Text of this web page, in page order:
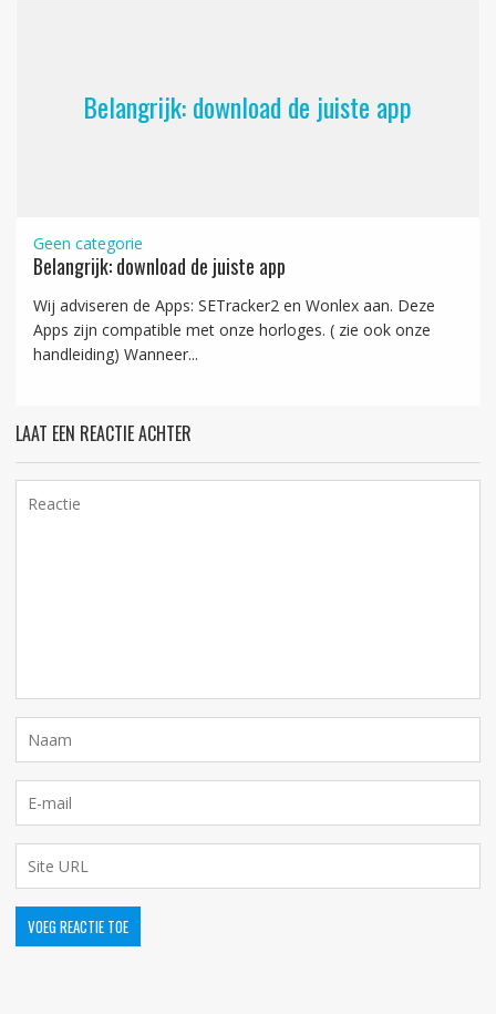
Belangrijk: download de juiste app
Geen categorie
Belangrijk: download de juiste app
Wij adviseren de Apps: SETracker2 en Wonlex aan. Deze
Apps zijn compatible met onze horloges. ( zie ook onze
handleiding) Wanneer...
LAAT EEN REACTIE ACHTER